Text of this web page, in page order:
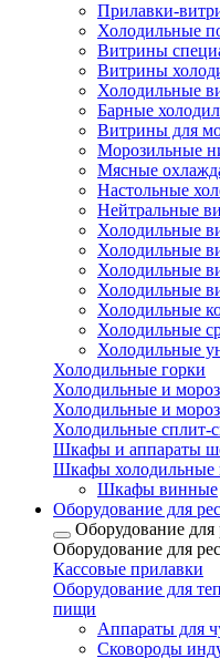
Прилавки-
Холодильные
Витрины
Витрины
Холодильные
Барные
Витрины для
Морозильные
Мясные
Настольные
Нейтральные
Холодильные
Холодильные
Холодильные
Холодильные
Холодильные
Холодильные
Холодильные
Холодильные горки
Холодильные и
Холодильные и
Холодильные сплит-
Шкафы и аппараты
Шкафы холодильные
Шкафы винные
Оборудование для
Оборудование для
Оборудование для
Кассовые прилавки
Оборудование для
пищи
Аппараты для
Сковороды